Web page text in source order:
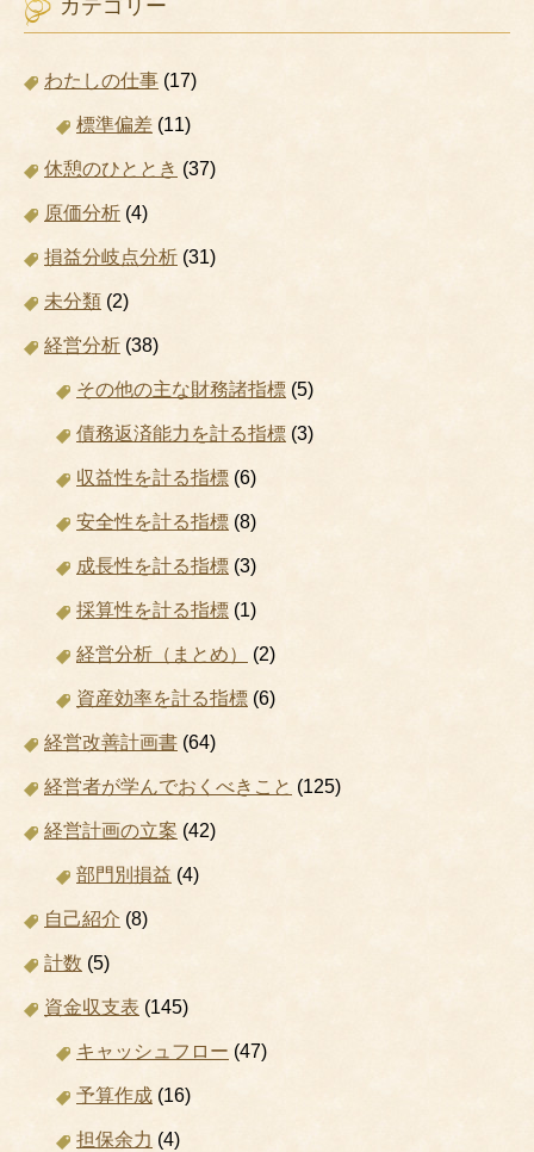
カテゴリー
わたしの仕事 (17)
標準偏差 (11)
休憩のひととき (37)
原価分析 (4)
損益分岐点分析 (31)
未分類 (2)
経営分析 (38)
その他の主な財務諸指標 (5)
債務返済能力を計る指標 (3)
収益性を計る指標 (6)
安全性を計る指標 (8)
成長性を計る指標 (3)
採算性を計る指標 (1)
経営分析（まとめ） (2)
資産効率を計る指標 (6)
経営改善計画書 (64)
経営者が学んでおくべきこと (125)
経営計画の立案 (42)
部門別損益 (4)
自己紹介 (8)
計数 (5)
資金収支表 (145)
キャッシュフロー (47)
予算作成 (16)
担保余力 (4)